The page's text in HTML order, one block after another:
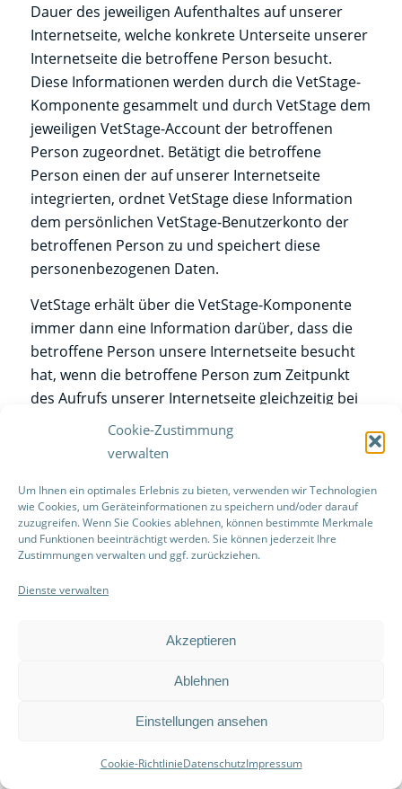
Cookie-Zustimmung
verwalten
Um Ihnen ein optimales Erlebnis zu bieten, verwenden wir Technologien
wie Cookies, um Geräteinformationen zu speichern und/oder darauf
zuzugreifen. Wenn Sie Cookies ablehnen, können bestimmte Merkmale
und Funktionen beeinträchtigt werden. Sie können jederzeit Ihre
Zustimmungen verwalten und ggf. zurückziehen.
Dienste verwalten
Akzeptieren
Ablehnen
Einstellungen ansehen
Cookie-RichtlinieDatenschutzImpressum
Dauer des jeweiligen Aufenthaltes auf unserer
Internetseite, welche konkrete Unterseite unserer
Internetseite die betroffene Person besucht.
Diese Informationen werden durch die VetStage-
Komponente gesammelt und durch VetStage dem
jeweiligen VetStage-Account der betroffenen
Person zugeordnet. Betätigt die betroffene
Person einen der auf unserer Internetseite
integrierten, ordnet VetStage diese Information
dem persönlichen VetStage-Benutzerkonto der
betroffenen Person zu und speichert diese
personenbezogenen Daten.
VetStage erhält über die VetStage-Komponente
immer dann eine Information darüber, dass die
betroffene Person unsere Internetseite besucht
hat, wenn die betroffene Person zum Zeitpunkt
des Aufrufs unserer Internetseite gleichzeitig bei
VetStage eingeloggt ist; dies findet unabhängig
davon statt, ob die betroffene Person die
derartige Übermittlung dieser Informationen an
VetStage von der betroffenen Person nicht
gewollt, kann diese die Übermittlung dadurch
verhindern, dass sie sich vor einem Aufruf
unserer Internetseite aus ihrem VetStage-Account
Die von VetStage veröffentlichte
https://www.vetstage.de/datenschutz
gibt Aufschluss über die Erhebung, Verarbeitung